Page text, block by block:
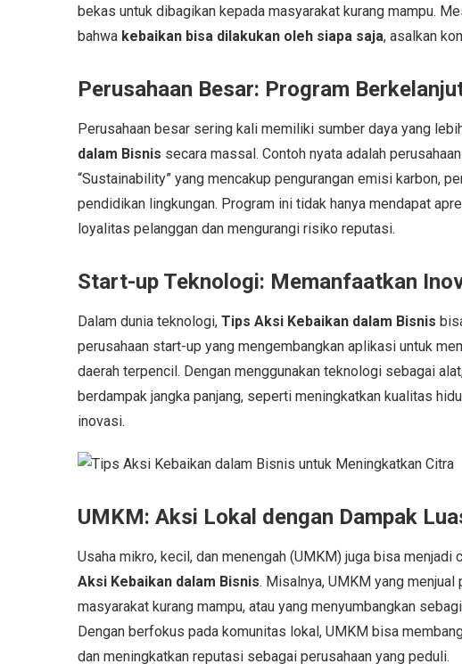
bekas untuk dibagikan kepada masyarakat kurang mampu.
bahwa kebaikan bisa dilakukan oleh siapa saja, asalkan
Perusahaan Besar: Program
Perusahaan besar sering kali memiliki sumber daya yang
dalam Bisnis secara massal. Contoh nyata adalah
“Sustainability” yang mencakup pengurangan emisi karbon,
pendidikan lingkungan. Program ini tidak hanya mendapat
loyalitas pelanggan dan mengurangi risiko reputasi.
Start-up Teknologi: Memanfaatkan
Dalam dunia teknologi, Tips Aksi Kebaikan dalam Bisnis
perusahaan start-up yang mengembangkan aplikasi untuk
daerah terpencil. Dengan menggunakan teknologi sebagai
berdampak jangka panjang, seperti meningkatkan kualitas
inovasi.
UMKM: Aksi Lokal dengan Dampak
Usaha mikro, kecil, dan menengah (UMKM) juga bisa
Aksi Kebaikan dalam Bisnis. Misalnya, UMKM yang
masyarakat kurang mampu, atau yang menyumbangkan
Dengan berfokus pada komunitas lokal, UMKM bisa
dan meningkatkan reputasi sebagai perusahaan yang peduli.